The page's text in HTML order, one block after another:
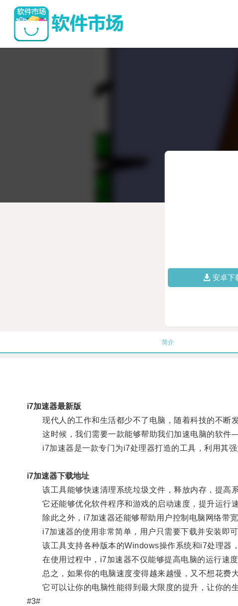
安卓下
简介
i7加速器最新版
现代人的工作和生活都少不了电脑，随着科技的不断发
这时候，我们需要一款能够帮助我们加速电脑的软件
i7加速器是一款专门为i7处理器打造的工具，利用其强
i7加速器下载地址
该工具能够快速清理系统垃圾文件，释放内存，提高系
它还能够优化软件程序和游戏的启动速度，提升运行速
除此之外，i7加速器还能够帮助用户控制电脑网络带宽
i7加速器的使用非常简单，用户只需要下载并安装即可
该工具支持各种版本的Windows操作系统和i7处理器，
在使用过程中，i7加速器不仅能够提高电脑的运行速度
总之，如果你的电脑速度变得越来越慢，又不想花费
它可以让你的电脑性能得到最大限度的提升，让你的生
#3#